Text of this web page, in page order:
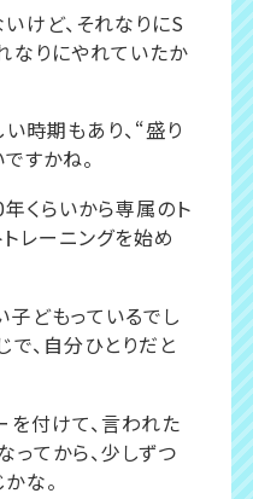
けど、それなりにS
なりにやれていたか
時期もあり、“盛り
すかね。
くらいから専属のト
レーニングを始め
どもっているでし
で、自分ひとりだと
付けて、言われた
ってから、少しずつ
な。